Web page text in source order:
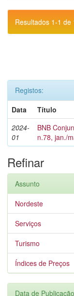
Resultados 1-1 de
Registos:
Data
Título
2024-
01
BNB
n.78, jan./
Refinar
Assunto
Nordeste
Serviços
Turismo
Índices de Preços
Data de Publicação